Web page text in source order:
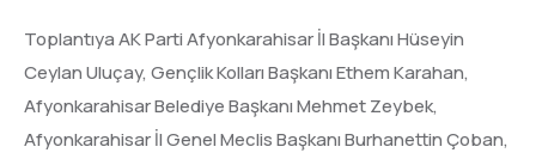
Toplantıya AK Parti Afyonkarahisar İl Başkanı Hüseyin
Ceylan Uluçay, Gençlik Kolları Başkanı Ethem Karahan,
Afyonkarahisar Belediye Başkanı Mehmet Zeybek,
Afyonkarahisar İl Genel Meclis Başkanı Burhanettin Çoban,